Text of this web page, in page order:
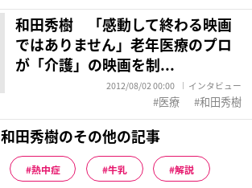
和田秀樹 「感動して終わる映画
ではありません」老年医療のプロ
が「介護」の映画を制...
2012/08/02 00:00 インタビュー
医療 和田秀樹
和田秀樹のその他の記事
熱中症 牛乳 解説